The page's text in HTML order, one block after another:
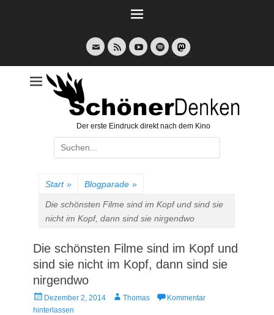
E-
Mail
Feed YouTubeSpotify
Der erste Eindruck direkt nach dem Kino
Suche
nach:
Start » Blogparade »
Die schönsten Filme sind im Kopf und sind sie
nicht im Kopf, dann sind sie nirgendwo
Die schönsten Filme sind im Kopf und
sind sie nicht im Kopf, dann sind sie
nirgendwo
Veröffentlicht
am
Dezember 2, 2014 AutorThomas
Kommentar
hinterlassen